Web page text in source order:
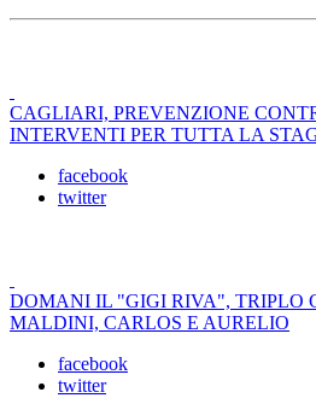
CAGLIARI, PREVENZIONE
INTERVENTI PER TUTTA LA
facebook
twitter
DOMANI IL "GIGI RIVA", TRIPLO
MALDINI, CARLOS E AURELIO
facebook
twitter